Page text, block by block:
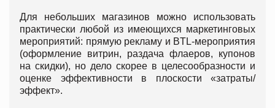
Для небольших магазинов можно использовать
практически любой из имеющихся маркетинговых
мероприятий: прямую рекламу и BTL-мероприятия
(оформление витрин, раздача флаеров, купонов
на скидки), но дело скорее в целесообразности и
оценке эффективности в плоскости «затраты/
эффект».